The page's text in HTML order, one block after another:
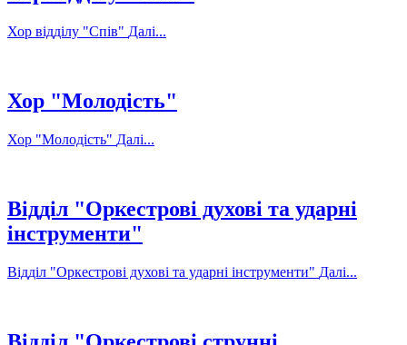
Хор відділу "Спів" Далі...
Хор "Молодість"
Хор "Молодість" Далі...
Відділ "Оркестрові духові та ударні
інструменти"
Відділ "Оркестрові духові та ударні інструменти" Далі...